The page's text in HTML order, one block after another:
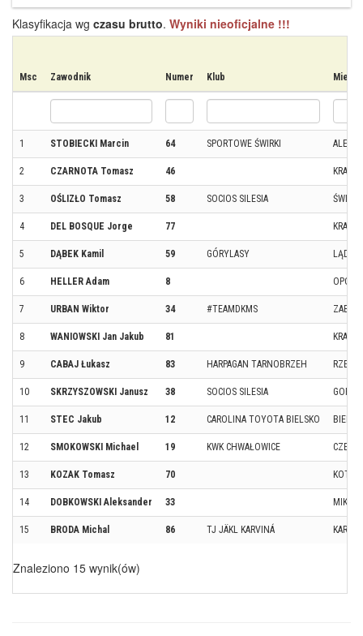
Klasyfikacja wg czasu brutto. Wyniki nieoficjalne !!!
Msc Zawodnik Numer Klub
1 STOBIECKI Marcin 64 SPORTOWE ŚWIRKI
2 CZARNOTA Tomasz 46
3 OŚLIZŁO Tomasz 58 SOCIOS SILESIA
4 DEL BOSQUE Jorge 77
5 DĄBEK Kamil 59 GÓRYLASY
6 HELLER Adam 8 OPOLE
7 URBAN Wiktor 34 #TEAMDKMS
8 WANIOWSKI Jan Jakub 81
9 CABAJ Łukasz 83 HARPAGAN TARNOBRZEH
10 SKRZYSZOWSKI Janusz 38 SOCIOS SILESIA
11 STEC Jakub 12 CAROLINA TOYOTA BIELSKO
12 SMOKOWSKI Michael 19 KWK CHWAŁOWICE
13 KOZAK Tomasz 70
14 DOBKOWSKI Aleksander 33
15 BRODA Michal 86 TJ JÄKL KARVINÁ
Znaleziono 15 wynik(ów)